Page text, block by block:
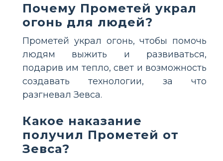
Почему Прометей украл
огонь для людей?
Прометей украл огонь, чтобы помочь
людям выжить и развиваться,
подарив им тепло, свет и возможность
создавать технологии, за что
разгневал Зевса.
Какое наказание
получил Прометей от
Зевса?